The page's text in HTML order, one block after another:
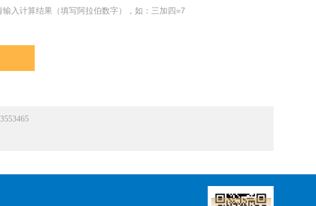
输入计算结果（填写阿拉伯数字），如：三加四=7